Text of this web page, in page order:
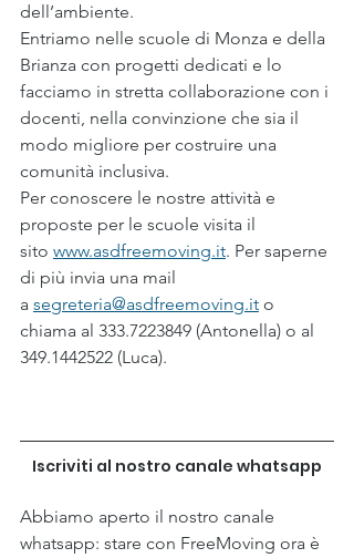
dell’ambiente.
Entriamo nelle scuole di Monza e della
Brianza con progetti dedicati e lo
facciamo in stretta collaborazione con i
docenti, nella convinzione che sia il
modo migliore per costruire una
comunità inclusiva.
Per conoscere le nostre attività e
proposte per le scuole visita il
sito www.asdfreemoving.it. Per saperne
di più invia una mail
a segreteria@asdfreemoving.it o
chiama al 333.7223849 (Antonella) o al
349.1442522 (Luca).
Iscriviti al nostro canale whatsapp
Abbiamo aperto il nostro canale
whatsapp: stare con FreeMoving ora è